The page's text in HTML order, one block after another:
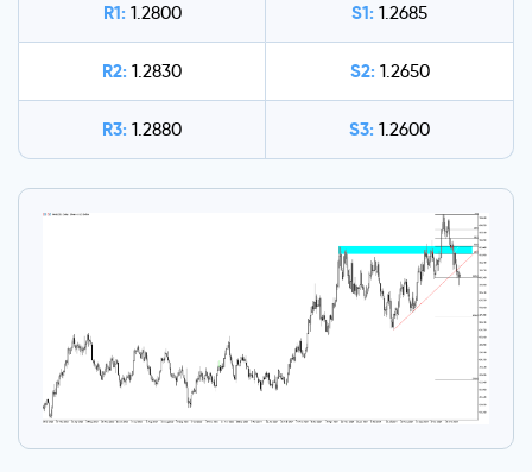
R1: 1.2800 S1: 1.2685
R2: 1.2830 S2: 1.2650
R3: 1.2880 S3: 1.2600